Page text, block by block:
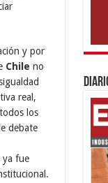
y por
Chile no
real,
los
debate
ya fue